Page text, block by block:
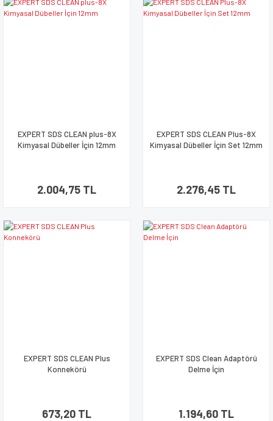
EXPERT SDS CLEAN plus-8X
Kimyasal Dübeller İçin 12mm
2.004,75 TL
EXPERT SDS CLEAN Plus-8X
Kimyasal Dübeller İçin Set 12mm
2.276,45 TL
EXPERT SDS CLEAN Plus
Konnekörü
673,20 TL
EXPERT SDS Clean Adaptörü
Delme İçin
1.194,60 TL